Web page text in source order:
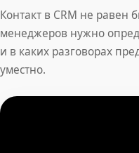
Контакт в CRM не
менеджеров нужно
и в каких разговорах
уместно.